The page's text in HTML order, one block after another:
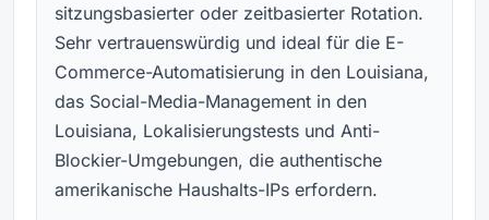
sitzungsbasierter oder zeitbasierter Rotation.
Sehr vertrauenswürdig und ideal für die E-
Commerce-Automatisierung in den Louisiana,
das Social-Media-Management in den
Louisiana, Lokalisierungstests und Anti-
Blockier-Umgebungen, die authentische
amerikanische Haushalts-IPs erfordern.